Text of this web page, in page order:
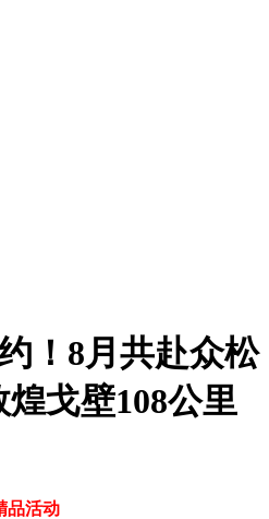
！8月共赴众松
戈壁108公里
品活动